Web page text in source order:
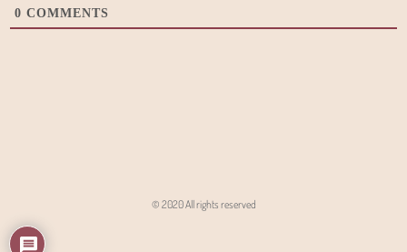
0 COMMENTS
© 2020 All rights reserved